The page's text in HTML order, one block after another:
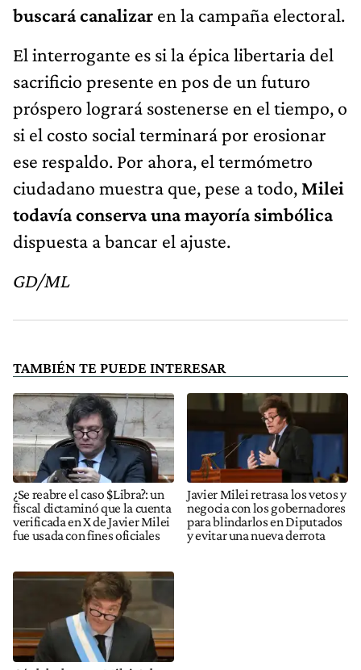
buscará canalizar en la campaña electoral.
El interrogante es si la épica libertaria del
sacrificio presente en pos de un futuro
próspero logrará sostenerse en el tiempo, o
si el costo social terminará por erosionar
ese respaldo. Por ahora, el termómetro
ciudadano muestra que, pese a todo, Milei
todavía conserva una mayoría simbólica
dispuesta a bancar el ajuste.
GD/ML
TAMBIÉN TE PUEDE INTERESAR
¿Se reabre el caso $Libra?: un
fiscal dictaminó que la cuenta
verificada en X de Javier Milei
fue usada con fines oficiales
Javier Milei retrasa los vetos y
negocia con los gobernadores
para blindarlos en Diputados
y evitar una nueva derrota